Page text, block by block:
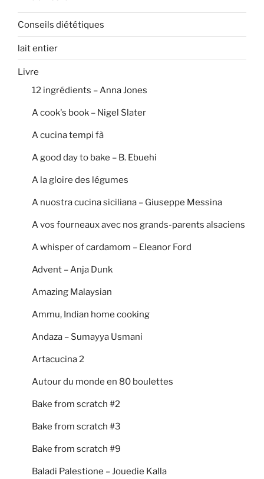
Conseils diététiques
lait entier
Livre
12 ingrédients – Anna Jones
A cook's book – Nigel Slater
A cucina tempi fà
A good day to bake – B. Ebuehi
A la gloire des légumes
A nuostra cucina siciliana – Giuseppe Messina
A vos fourneaux avec nos grands-parents alsaciens
A whisper of cardamom – Eleanor Ford
Advent – Anja Dunk
Amazing Malaysian
Ammu, Indian home cooking
Andaza – Sumayya Usmani
Artacucina 2
Autour du monde en 80 boulettes
Bake from scratch #2
Bake from scratch #3
Bake from scratch #9
Baladi Palestione – Jouedie Kalla